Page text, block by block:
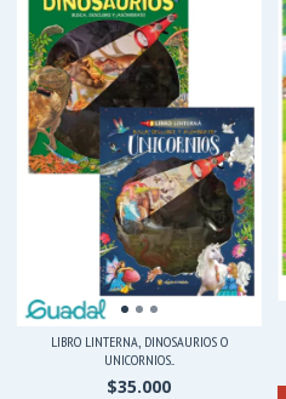
LIBRO LINTERNA, DINOSAURIOS O
UNICORNIOS...
$35.000